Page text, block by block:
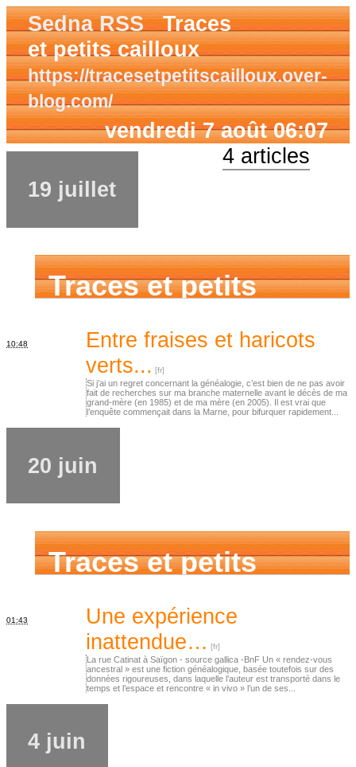
Sedna RSSTraces
et petits cailloux
https://tracesetpetitscailloux.over-
blog.com/
vendredi 7 août 06:07
4 articles
19 juillet
Traces et petits
cailloux
10:48
Entre fraises et haricots
verts...
Si j’ai un regret concernant la généalogie, c’est bien de ne pas avoir
fait de recherches sur ma branche maternelle avant le décès de ma
grand-mère (en 1985) et de ma mère (en 2005). Il est vrai que
l’enquête commençait dans la Marne, pour bifurquer rapidement...
20 juin
Traces et petits
cailloux
01:43
Une expérience
inattendue…
La rue Catinat à Saïgon - source gallica -BnF Un « rendez-vous
ancestral » est une fiction généalogique, basée toutefois sur des
données rigoureuses, dans laquelle l’auteur est transporté dans le
temps et l’espace et rencontre « in vivo » l’un de ses...
4 juin